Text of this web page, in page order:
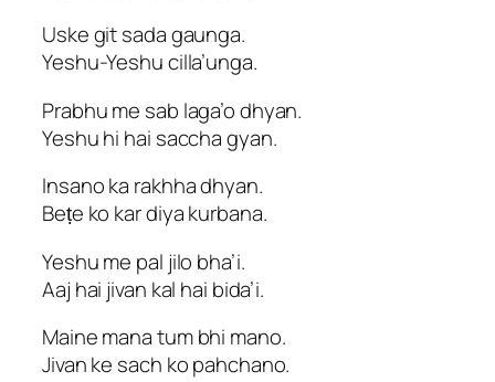
Uske git sada gaunga.
Yeshu-Yeshu cilla’unga.
Prabhu me sab laga’o dhyan.
Yeshu hi hai saccha gyan.
Insano ka rakhha dhyan.
Beṭe ko kar diya kurbana.
Yeshu me pal jilo bha’i.
Aaj hai jivan kal hai bida’i.
Maine mana tum bhi mano.
Jivan ke sach ko pahchano.